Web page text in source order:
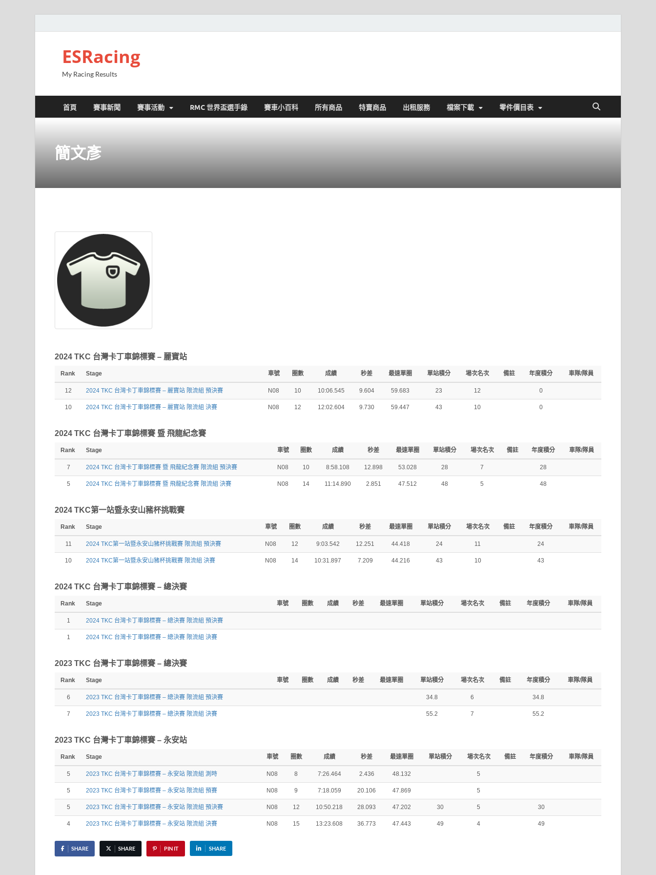
ESRacing
My Racing Results
首頁 賽事新聞 賽事活動 RMC 世界盃選手錄 賽車小百科 所有商品 特賣商品 出租服務 檔案下載 零件價目表
簡文彥
2024 TKC 台灣卡丁車錦標賽 – 麗寶站
Rank Stage 車號 圈數 成績 秒差 最速單圈 單站積分 場次名次 備註 年度積分 車隊/隊員
12 2024 TKC 台灣卡丁車錦標賽 – 麗寶站 限流組 預決賽 N08 10 10:06.545 9.604 59.683 23 12 0
10 2024 TKC 台灣卡丁車錦標賽 – 麗寶站 限流組 決賽 N08 12 12:02.604 9.730 59.447 43 10 0
2024 TKC 台灣卡丁車錦標賽 暨 飛龍紀念賽
Rank Stage 車號 圈數 成績 秒差 最速單圈 單站積分 場次名次 備註 年度積分 車隊/隊員
7 2024 TKC 台灣卡丁車錦標賽 暨 飛龍紀念賽 限流組 預決賽 N08 10 8:58.108 12.898 53.028 28 7 28
5 2024 TKC 台灣卡丁車錦標賽 暨 飛龍紀念賽 限流組 決賽 N08 14 11:14.890 2.851 47.512 48 5 48
2024 TKC第一站暨永安山豬杯挑戰賽
Rank Stage 車號 圈數 成績 秒差 最速單圈 單站積分 場次名次 備註 年度積分 車隊/隊員
11 2024 TKC第一站暨永安山豬杯挑戰賽 限流組 預決賽 N08 12 9:03.542 12.251 44.418 24 11 24
10 2024 TKC第一站暨永安山豬杯挑戰賽 限流組 決賽 N08 14 10:31.897 7.209 44.216 43 10 43
2024 TKC 台灣卡丁車錦標賽 – 總決賽
Rank Stage 車號 圈數 成績 秒差 最速單圈 單站積分 場次名次 備註 年度積分 車隊/隊員
1 2024 TKC 台灣卡丁車錦標賽 – 總決賽 限流組 預決賽
1 2024 TKC 台灣卡丁車錦標賽 – 總決賽 限流組 決賽
2023 TKC 台灣卡丁車錦標賽 – 總決賽
Rank Stage 車號 圈數 成績 秒差 最速單圈 單站積分 場次名次 備註 年度積分 車隊/隊員
6 2023 TKC 台灣卡丁車錦標賽 – 總決賽 限流組 預決賽 34.8 6 34.8
7 2023 TKC 台灣卡丁車錦標賽 – 總決賽 限流組 決賽 55.2 7 55.2
2023 TKC 台灣卡丁車錦標賽 – 永安站
Rank Stage 車號 圈數 成績 秒差 最速單圈 單站積分 場次名次 備註 年度積分 車隊/隊員
5 2023 TKC 台灣卡丁車錦標賽 – 永安站 限流組 測時 N08 8 7:26.464 2.436 48.132 5
5 2023 TKC 台灣卡丁車錦標賽 – 永安站 限流組 預賽 N08 9 7:18.059 20.106 47.869 5
5 2023 TKC 台灣卡丁車錦標賽 – 永安站 限流組 預決賽 N08 12 10:50.218 28.093 47.202 30 5 30
4 2023 TKC 台灣卡丁車錦標賽 – 永安站 限流組 決賽 N08 15 13:23.608 36.773 47.443 49 4 49
SHARE SHARE PIN IT SHARE